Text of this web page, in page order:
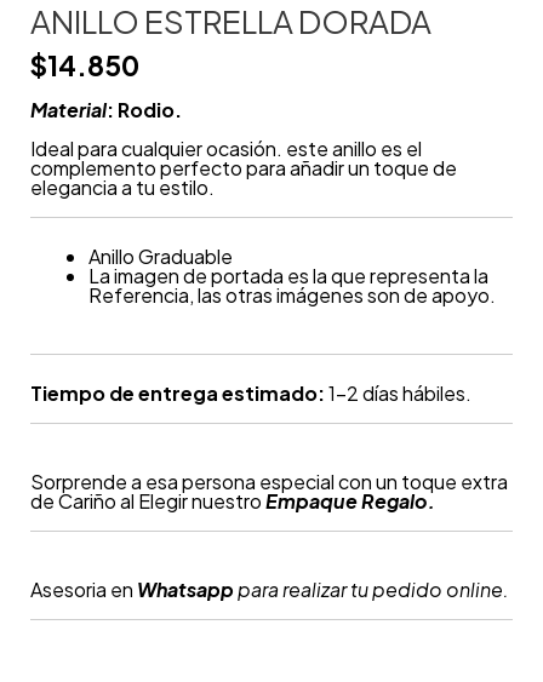
ANILLO ESTRELLA DORADA
$14.850
Material: Rodio.
Ideal para cualquier ocasión. este anillo es el
complemento perfecto para añadir un toque de
elegancia a tu estilo.
Anillo Graduable
La imagen de portada es la que representa la
Referencia, las otras imágenes son de apoyo.
Tiempo de entrega estimado:1-2 días hábiles.
Sorprende a esa persona especial con un toque extra
de Cariño al Elegir nuestroEmpaque Regalo.
Asesoria en Whatsapppara realizar tu pedido online.